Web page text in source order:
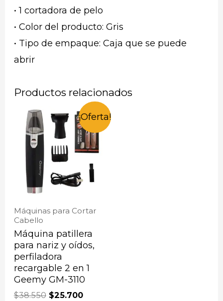
• 1 cortadora de pelo
• Color del producto: Gris
• Tipo de empaque: Caja que se puede
abrir
Productos relacionados
¡Oferta!
Máquinas para Cortar
Cabello
Máquina patillera
para nariz y oídos,
perfiladora
recargable 2 en 1
Geemy GM-3110
$38.550 $25.700